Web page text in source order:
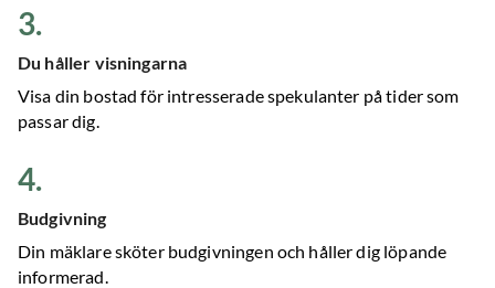
3.
Du håller visningarna
Visa din bostad för intresserade spekulanter på tider som
passar dig.
4.
Budgivning
Din mäklare sköter budgivningen och håller dig löpande
informerad.